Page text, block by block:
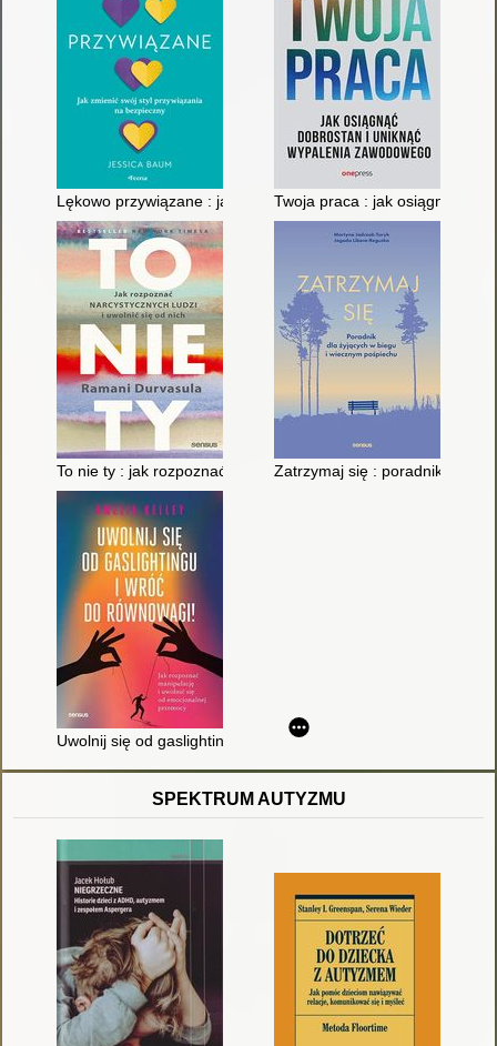
Lękowo przywiązane : jak zmienić swój styl przywiązania na
Twoja praca : jak osiągnąć
To nie ty : jak rozpoznać narcystycznych ludzi i uwolnić się od
Zatrzymaj się : poradnik dla
Uwolnij się od gaslightingu i wróć do równowagi! : jak
SPEKTRUM AUTYZMU